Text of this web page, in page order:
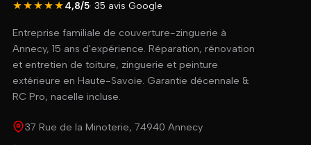
★★★★★4,8/5· 35 avis Google
Entreprise familiale de couverture-zinguerie à
Annecy, 15 ans d'expérience. Réparation, rénovation
et entretien de toiture, zinguerie et peinture
extérieure en Haute-Savoie. Garantie décennale &
RC Pro, nacelle incluse.
37 Rue de la Minoterie, 74940 Annecy